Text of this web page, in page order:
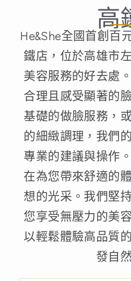
高
He&She全國首創百
鐵店，位於高雄市
美容服務的好去處
合理且感受顯著的
基礎的做臉服務，
的細緻調理，我們
專業的建議與操作
在為您帶來舒適的
想的光采。我們堅
您享受無壓力的美
以輕鬆體驗高品質
發自